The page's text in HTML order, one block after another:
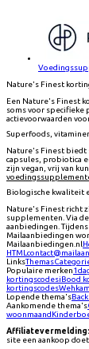
Nature's Finest
Een Nature's Finest
soms voor
actievoorwaarden
Superfoods,
Nature's Finest biedt
capsules, probiotica
zijn vegan, vrij van
Biologische kwaliteit
Nature's Finest richt
supplementen. Via
aanbiedingen. Tijdens
Mailaanbiedingen
Mailaanbiedingen.nl
HTML
LinksThemas
Populaire merken
kortingscodesiBood
kortingscodes
Lopende thema's
Aankomende thema's
woonmaand
Affiliatevermelding:
site een aankoop